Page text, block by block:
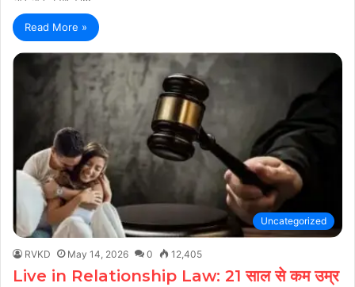
Read More »
Uncategorized
RVKD May 14, 2026 0 12,405
Live in Relationship Law: 21 साल से कम उम्र